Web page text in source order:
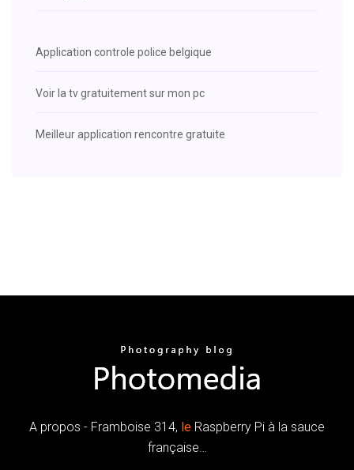
Application controle police belgique
Voir la tv gratuitement sur mon pc
Meilleur application rencontre gratuite
A propos - Framboise 314, le Raspberry Pi à la sauce
française…